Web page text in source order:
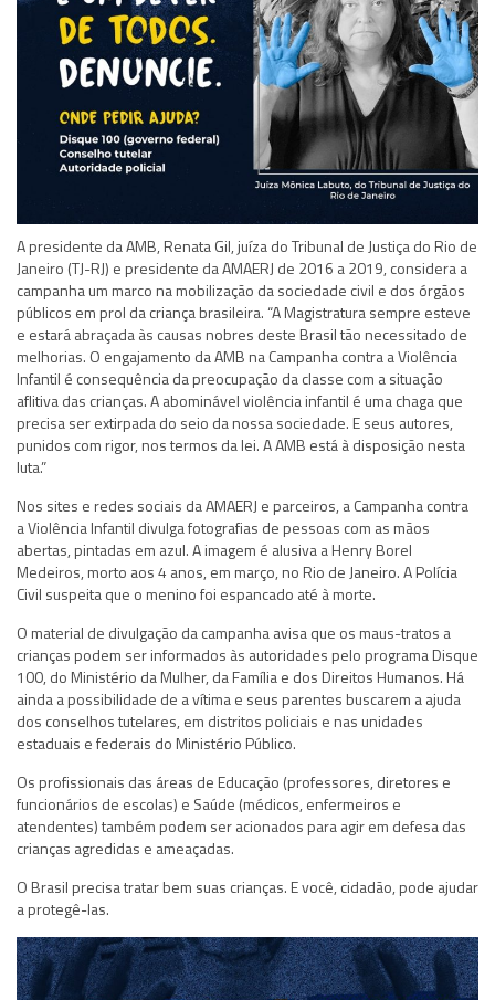
A presidente da AMB, Renata Gil, juíza do Tribunal de Justiça do Rio de
Janeiro (TJ-RJ) e presidente da AMAERJ de 2016 a 2019, considera a
campanha um marco na mobilização da sociedade civil e dos órgãos
públicos em prol da criança brasileira. “A Magistratura sempre esteve
e estará abraçada às causas nobres deste Brasil tão necessitado de
melhorias. O engajamento da AMB na Campanha contra a Violência
Infantil é consequência da preocupação da classe com a situação
aflitiva das crianças. A abominável violência infantil é uma chaga que
precisa ser extirpada do seio da nossa sociedade. E seus autores,
punidos com rigor, nos termos da lei. A AMB está à disposição nesta
luta.”
Nos sites e redes sociais da AMAERJ e parceiros, a Campanha contra
a Violência Infantil divulga fotografias de pessoas com as mãos
abertas, pintadas em azul. A imagem é alusiva a Henry Borel
Medeiros, morto aos 4 anos, em março, no Rio de Janeiro. A Polícia
Civil suspeita que o menino foi espancado até à morte.
O material de divulgação da campanha avisa que os maus-tratos a
crianças podem ser informados às autoridades pelo programa Disque
100, do Ministério da Mulher, da Família e dos Direitos Humanos. Há
ainda a possibilidade de a vítima e seus parentes buscarem a ajuda
dos conselhos tutelares, em distritos policiais e nas unidades
estaduais e federais do Ministério Público.
Os profissionais das áreas de Educação (professores, diretores e
funcionários de escolas) e Saúde (médicos, enfermeiros e
atendentes) também podem ser acionados para agir em defesa das
crianças agredidas e ameaçadas.
O Brasil precisa tratar bem suas crianças. E você, cidadão, pode ajudar
a protegê-las.